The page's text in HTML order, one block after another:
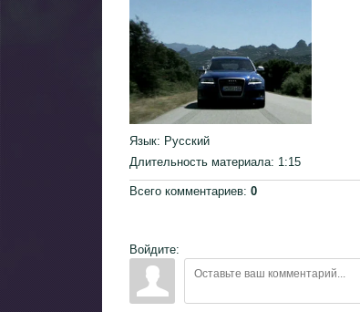
Язык: Русский
Длительность материала: 1:15
Всего комментариев: 0
Войдите: